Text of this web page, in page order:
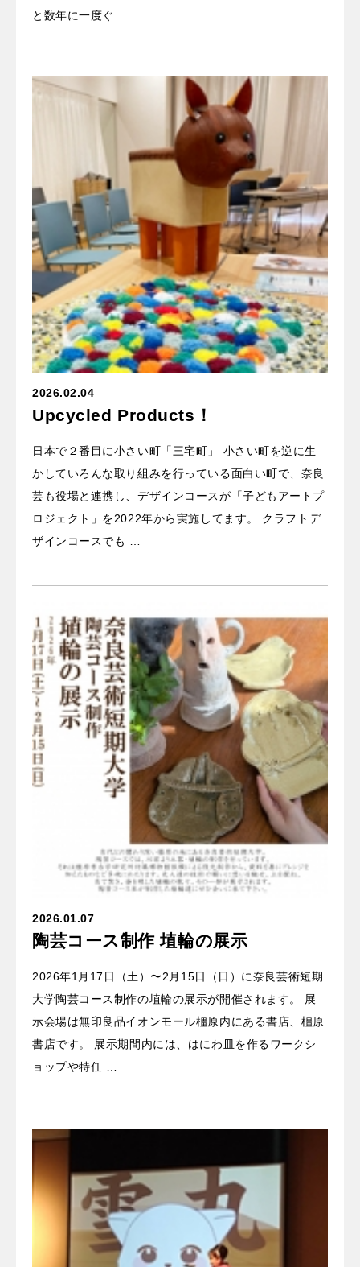
と数年に一度ぐ …
2026.02.04
Upcycled Products！
日本で２番目に小さい町「三宅町」 小さい町を逆に生
かしていろんな取り組みを行っている面白い町で、奈良
芸も役場と連携し、デザインコースが「子どもアートプ
ロジェクト」を2022年から実施してます。 クラフトデ
ザインコースでも …
2026.01.07
陶芸コース制作 埴輪の展示
2026年1月17日（土）〜2月15日（日）に奈良芸術短期
大学陶芸コース制作の埴輪の展示が開催されます。 展
示会場は無印良品イオンモール橿原内にある書店、橿原
書店です。 展示期間内には、はにわ皿を作るワークシ
ョップや特任 …